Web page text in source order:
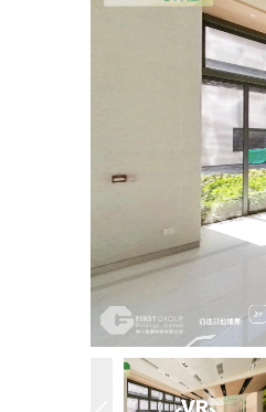
3部载客升降机及1部
绿意空间与舒适体验
大堂设雅致咖啡厅，
繁华地段与便捷交通
国际企业中心1期位於
个大型商场，邻近嘉